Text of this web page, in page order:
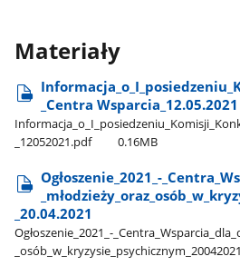
Materiały
_Centra Wsparcia​_12.05.2021
_12052021.pdf
0.16MB
Ogłoszenie​_2021​_-​
_20.04.2021
Ogłoszenie​_2021​_-​